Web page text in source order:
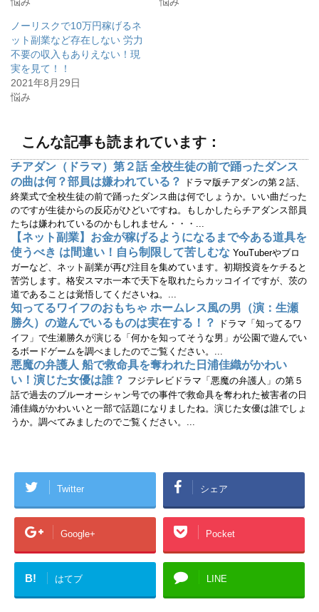
有
(
新
し
い
ウ
ィ
ン
ま
す
ク
リ
ッ
ク
し
だ
い
ウ
ィ
ン
ド
ウ
で
開
き
ま
す
)
ノーリスクで10万円稼げるネ
ット副業など存在しない 労力
不要の収入もありえない！現
実を見て！！
2021年8月29日
悩み
こんな記事も読まれています：
チアダン（ドラマ）第２話 全校生徒の前で踊ったダンス
の曲は何？部員は嫌われている？
ドラマ版チアダンの第２話、
終業式で全校生徒の前で踊ったダンス曲は何でしょうか。いい曲だった
のですが生徒からの反応がひどいですね。もしかしたらチアダンス部員
たちは嫌われているのかもしれません・・・...
【ネット副業】お金が稼げるようになるまで今ある道具を
使うべき は間違い！自ら制限して苦しむな YouTuberやブロ
ガーなど、ネット副業が再び注目を集めています。初期投資をケチると
苦労します。格安スマホ一本で天下を取れたらカッコイイですが、茨の
道であることは覚悟してくださいね。...
知ってるワイフのおもちゃ ホームレス風の男（演：生瀬
勝久）の遊んでいるものは実在する！？
ドラマ「知ってるワ
イフ」で生瀬勝久が演じる「何かを知ってそうな男」が公園で遊んでい
るボードゲームを調べましたのでご覧ください。...
悪魔の弁護人 船で救命具を奪われた日浦佳織がかわい
い！演じた女優は誰？ フジテレビドラマ「悪魔の弁護人」の第５
話で過去のブルーオーシャン号での事件で救命具を奪われた被害者の日
浦佳織がかわいいと一部で話題になりましたね。演じた女優は誰でしょ
うか。調べてみましたのでご覧ください。...
Twitter シェア
Google+ Pocket
B! はてブ LINE